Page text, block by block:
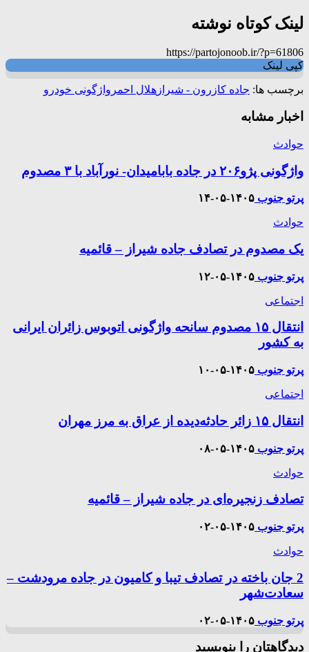
لینک کوتاه نوشته
https://partojonoob.ir/?p=61806
کپی لینک
برچسب ها: جاده کازرون - شیراز هلال احمر واژگونی خودرو
اخبار مشابه
حوادث
واژگونی پژو۲۰۶ در جاده بابامیدان- نورآباد با ۳ مصدوم
پرتو جنوب ۱۴۰۵-۰۵-۱۴
حوادث
یک مصدوم در تصادف جاده شیراز – قائمیه
پرتو جنوب ۱۴۰۵-۰۵-۱۲
اجتماعی
انتقال ۱۵ مصدوم سانحه واژگونی اتوبوس زائران ایرانی
به کشور
پرتو جنوب ۱۴۰۵-۰۵-۱۰
اجتماعی
انتقال ۱۵ زائر حادثه‌دیده از عراق به مرز مهران
پرتو جنوب ۱۴۰۵-۰۵-۰۸
حوادث
تصادف زنجیره‌ای در جاده شیراز‌ – قائمیه
پرتو جنوب ۱۴۰۵-۰۵-۰۲
حوادث
2 جان باخته در تصادف تیبا و کامیون در جاده مرودشت –
سعادت‌شهر
پرتو جنوب ۱۴۰۵-۰۵-۰۲
دیدگاهتان را بنویسید